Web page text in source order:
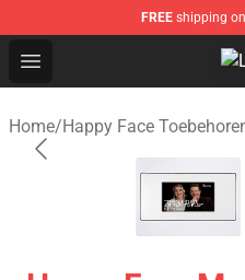
FREE shipping
Open menu
Home/Happy Face